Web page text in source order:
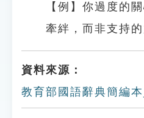
【例】你過度的
牽絆，而非支持的
資料來源：
教育部國語辭典簡編